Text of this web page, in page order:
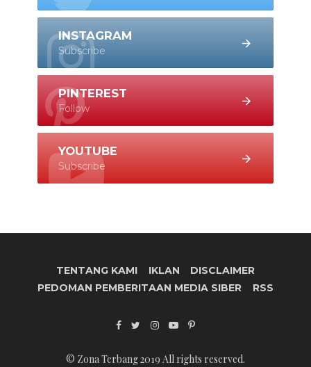
INSTAGRAM
Subscribe
PINTEREST
Follow
YOUTUBE
Subscribe
TENTANG KAMI IKLAN
DISCLAIMER
PEDOMAN PEMBERITAAN MEDIA SIBER
RSS
© Zona Terbang 2019 All rights reserved.